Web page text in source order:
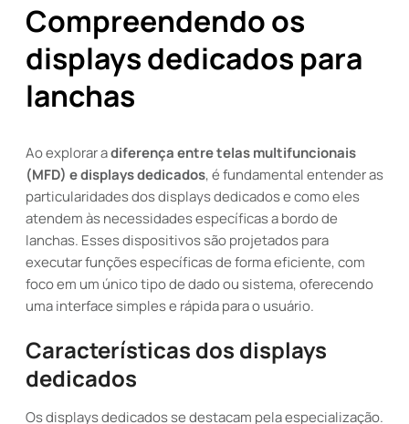
Compreendendo os
displays dedicados para
lanchas
Ao explorar adiferença entre telas multifuncionais
(MFD) e displays dedicados, é fundamental entender as
particularidades dos displays dedicados e como eles
atendem às necessidades específicas a bordo de
lanchas. Esses dispositivos são projetados para
executar funções específicas de forma eficiente, com
foco em um único tipo de dado ou sistema, oferecendo
uma interface simples e rápida para o usuário.
Características dos displays
dedicados
Os displays dedicados se destacam pela especialização.